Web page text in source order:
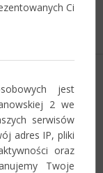
Ci
jest
2 we
serwisów
adres IP, pliki
oraz
Twoje